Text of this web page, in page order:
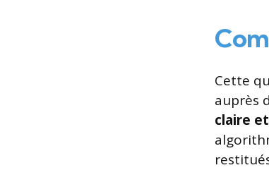
Cette
auprès
claire